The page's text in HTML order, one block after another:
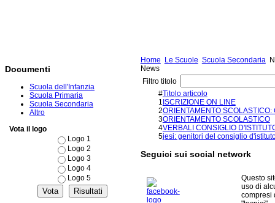
Documenti
Scuola dell'Infanzia
Scuola Primaria
Scuola Secondaria
Altro
Vota il logo
Logo 1
Logo 2
Logo 3
Logo 4
Logo 5
Home Le Scuole Scuola Secondaria
News
Filtro titolo
#Titolo articolo
1 ISCRIZIONE ON LINE
2ORIENTAMENTO SCOLASTICO:
3ORIENTAMENTO SCOLASTICO
4VERBALI CONSIGLIO
5jesi: genitori del consiglio
Seguici sui social network
Questo
uso di
compresi